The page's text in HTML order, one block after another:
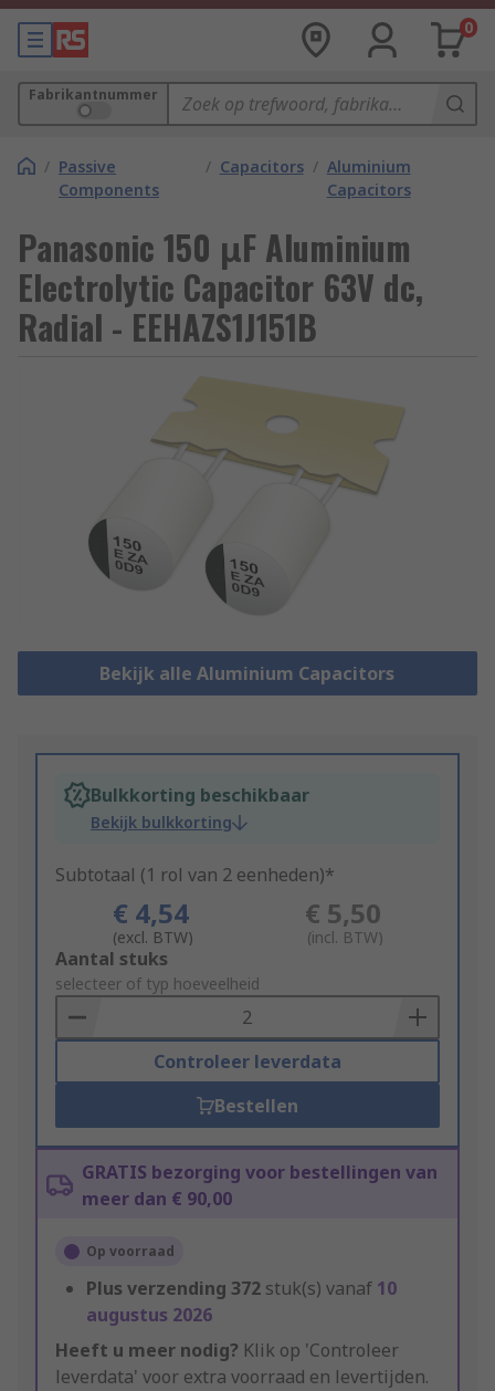
0
Fabrikantnummer
/ Passive
Components
/ Capacitors / Aluminium
Capacitors
Panasonic 150 μF Aluminium
Electrolytic Capacitor 63V dc,
Radial - EEHAZS1J151B
Bekijk alle Aluminium Capacitors
Bulkkorting beschikbaar
Bekijk bulkkorting
Subtotaal (1 rol van 2 eenheden)*
€ 4,54
(excl. BTW)
€ 5,50
(incl. BTW)
Add
to
Basket
Aantal stuks
selecteer of typ hoeveelheid
Controleer leverdata
Bestellen
GRATIS bezorging voor bestellingen van
meer dan € 90,00
Op voorraad
Plus verzending 372 stuk(s) vanaf 10
augustus 2026
Heeft u meer nodig? Klik op 'Controleer
leverdata' voor extra voorraad en levertijden.